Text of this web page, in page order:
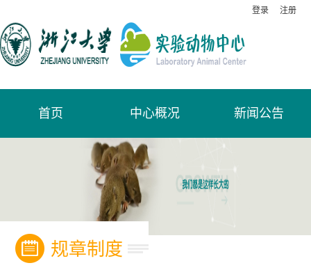
登录 注册
首页 中心概况 新闻公告
规章制度